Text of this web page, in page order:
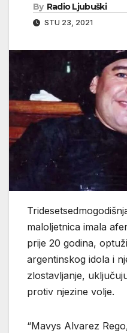
By Radio Ljubuški
STU 23, 2021
maloljetnica imala
prije 20 godina,
argentinskog idola i
zlostavljanje,
protiv njezine volje.
“Mavys Alvarez